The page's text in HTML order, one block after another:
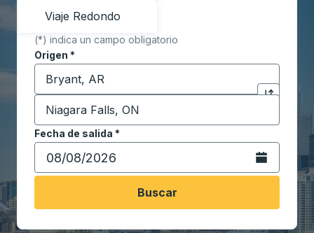
Viaje Redondo
(*) indica un campo obligatorio
Origen *
Comience a escribir la ciudad de origen para abrir
Haga clic
Destino *
Comience a escribir la ciudad de destino para
Fecha de salida *
Escriba la fecha en formato de fecha Barra diagonal
Abra el
Buscar